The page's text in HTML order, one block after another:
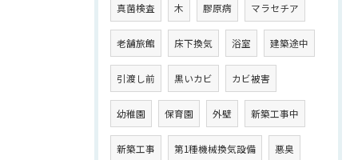
真菌検査 木 膠原病 マラセチア
老舗旅館 床下換気 浴室 建築途中
引渡し前 黒いカビ カビ被害
幼稚園 保育園 外壁 新築工事中
新築工事 第1種機械換気設備 悪臭